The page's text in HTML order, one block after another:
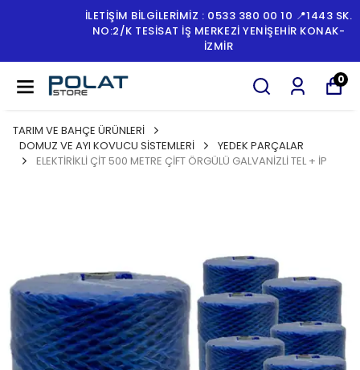
İLETİŞİM BİLGİLERİMİZ : 0533 380 00 10 📍1443 SK.
NO:2/K TESISAT İŞ MERKEZI YENIŞEHIR KONAK-
0
TARIM VE BAHÇE ÜRÜNLERİ
DOMUZ VE AYI KOVUCU SİSTEMLERİ
YEDEK PARÇALAR
ELEKTİRİKLİ ÇİT 500 METRE ÇİFT ÖRGÜLÜ GALVANİZLİ TEL + İP